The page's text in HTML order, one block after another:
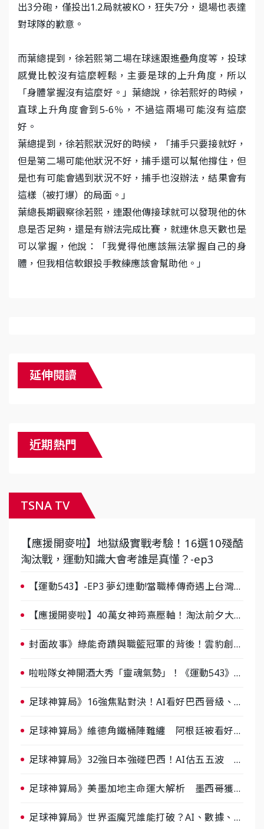
出3分砲，僅投出1.2局就被KO，狂失7分，退場也表達
對球隊的歉意。
而葉總提到，徐若熙第二場在球速跟進壘角度等，投球
感覺比較沒有這麼輕鬆，主要是球的上升角度，所以
「身體掌握沒有這麼好。」葉總說，徐若熙好的時候，
直球上升角度會到5-6％，不過這兩場可能沒有這麼
好。
葉總提到，徐若熙狀況好的時候，「捕手只要接就好，
但是第二場可能他狀況不好，捕手還可以幫他撐住，但
是也有可能會遇到狀況不好，捕手也沒辦法，結果會有
這樣（被打爆）的局面。」
葉總長期觀察徐若熙，連跟他傳接球就可以發現他的休
息是否足夠，還是有辦法完成比賽，就連休息天數也是
可以掌握，他說：「我覺得他應該無法掌握自己的身
體，但我相信軟銀投手教練應該會幫助他。」
延伸閱讀
近期熱門
TSNA TV
【應援開麥啦】地獄級實戰考驗！16選10殘酷
淘汰戰，運動知識大會考誰是真懂？-ep3
【運動543】-EP3 夢幻連動!當職棒傳奇遇上台灣女
【應援開麥啦】40萬女神筠熹壓軸！淘汰前夕大混
封面故事》綠能奇蹟與職籃冠軍的背後！雲豹創辦
啦啦隊女神開酒大秀「靈魂氣勢」！《運動543》微
足球神算局》16強焦點對決！AI看好巴西晉級、數
足球神算局》維德角鐵桶陣難纏 阿根廷被看好下
足球神算局》32強日本強碰巴西！AI估五五波 牛
足球神算局》美墨加地主命運大解析 墨西哥獲數
足球神算局》世界盃魔咒誰能打破？AI、數據、塔